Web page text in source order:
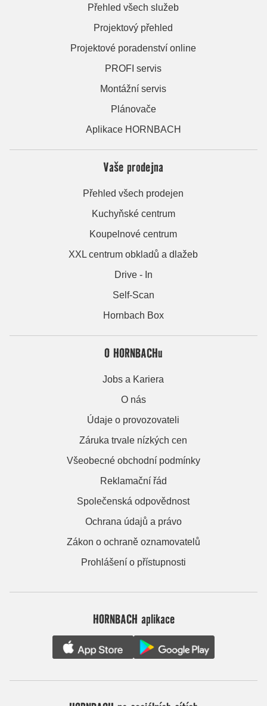
Přehled všech služeb
Projektový přehled
Projektové poradenství online
PROFI servis
Montážní servis
Plánovače
Aplikace HORNBACH
Vaše prodejna
Přehled všech prodejen
Kuchyňské centrum
Koupelnové centrum
XXL centrum obkladů a dlažeb
Drive - In
Self-Scan
Hornbach Box
O HORNBACHu
Jobs a Kariera
O nás
Údaje o provozovateli
Záruka trvale nízkých cen
Všeobecné obchodní podmínky
Reklamační řád
Společenská odpovědnost
Ochrana údajů a právo
Zákon o ochraně oznamovatelů
Prohlášení o přístupnosti
HORNBACH aplikace